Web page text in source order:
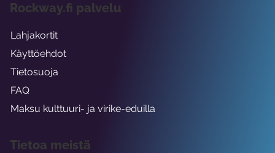
Rockway.fi palvelu
Lahjakortit
Käyttöehdot
Tietosuoja
FAQ
Maksu kulttuuri- ja virike-eduilla
Tietoa meistä